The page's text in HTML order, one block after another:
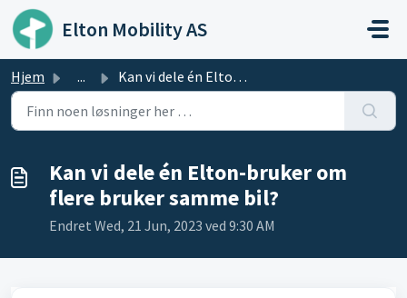
Gå til hovedinnhold
Elton Mobility AS
Hjem ... Kan vi dele én Elton-bruker om flere bruker samme bil?
Kan vi dele én Elton-bruker om
flere bruker samme bil?
Endret Wed, 21 Jun, 2023 ved 9:30 AM